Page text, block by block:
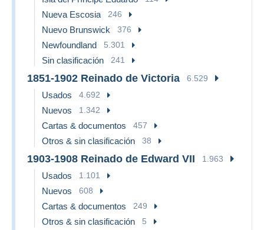
Nueva Escosia 246
Nuevo Brunswick 376
Newfoundland 5.301
Sin clasificación 241
1851-1902 Reinado de Victoria 6.529
Usados 4.692
Nuevos 1.342
Cartas & documentos 457
Otros & sin clasificación 38
1903-1908 Reinado de Edward VII 1.963
Usados 1.101
Nuevos 608
Cartas & documentos 249
Otros & sin clasificación 5